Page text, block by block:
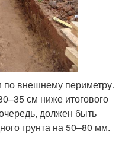
внешнему периметру.
см ниже итогового
должен быть
грунта на 50–80 мм.